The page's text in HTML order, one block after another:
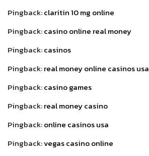
Pingback:claritin 10 mg online
Pingback:casino online real money
Pingback:casinos
Pingback:real money online casinos usa
Pingback:casino games
Pingback:real money casino
Pingback:online casinos usa
Pingback:vegas casino online